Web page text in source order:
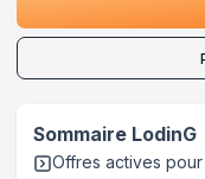
Sommaire LodinG
Offres actives pour